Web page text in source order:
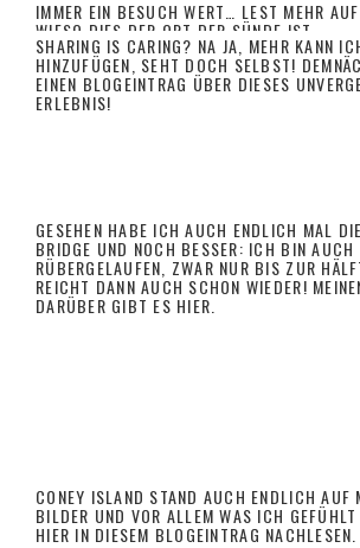
IMMER EIN BESUCH WERT… LEST MEHR
WIESO DIES DER ORT DER SÜNDE IST.
SHARING IS CARING? NA JA, MEHR KANN
HINZUFÜGEN, SEHT DOCH SELBST!
EINEN BLOGEINTRAG ÜBER DIESES
ERLEBNIS!
GESEHEN
GESEHEN HABE ICH AUCH ENDLICH MAL
BRIDGE UND NOCH BESSER: ICH BIN AUCH
RÜBERGELAUFEN, ZWAR NUR BIS ZUR
REICHT DANN AUCH SCHON WIEDER!
DARÜBER GIBT ES HIER
CONEY ISLAND STAND AUCH ENDLICH AUF
BILDER UND VOR ALLEM WAS ICH
HIER IN DIESEM BLOGEINTRAG NACHLESEN.